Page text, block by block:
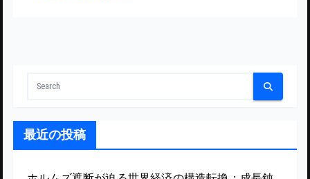
最近の投稿